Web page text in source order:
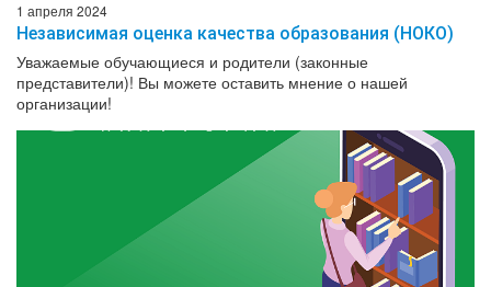
1 апреля 2024
Независимая оценка качества образования (НОКО)
Уважаемые обучающиеся и родители (законные
представители)! Вы можете оставить мнение о нашей
организации!